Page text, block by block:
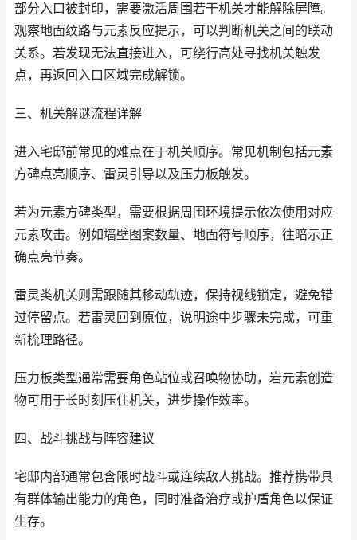
部分入口被封印，需要激活周围若干机关才能解除屏障。
观察地面纹路与元素反应提示，可以判断机关之间的联动
关系。若发现无法直接进入，可绕行高处寻找机关触发
点，再返回入口区域完成解锁。
三、机关解谜流程详解
进入宅邸前常见的难点在于机关顺序。常见机制包括元素
方碑点亮顺序、雷灵引导以及压力板触发。
若为元素方碑类型，需要根据周围环境提示依次使用对应
元素攻击。例如墙壁图案数量、地面符号顺序，往暗示正
确点亮节奏。
雷灵类机关则需跟随其移动轨迹，保持视线锁定，避免错
过停留点。若雷灵回到原位，说明途中步骤未完成，可重
新梳理路径。
压力板类型通常需要角色站位或召唤物协助，岩元素创造
物可用于长时刻压住机关，进步操作效率。
四、战斗挑战与阵容建议
宅邸内部通常包含限时战斗或连续敌人挑战。推荐携带具
有群体输出能力的角色，同时准备治疗或护盾角色以保证
生存。